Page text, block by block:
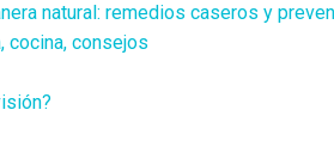
natural: remedios caseros y
cocina, consejos